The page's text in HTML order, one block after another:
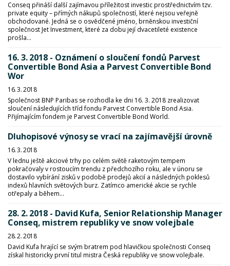
Conseq přináší další zajímavou příležitost investic prostřednictvím tzv.
private equity – přímých nákupů společností, které nejsou veřejně
obchodované. Jedná se o osvědčené jméno, brněnskou investiční
společnost Jet Investment, které za dobu její dvacetileté existence
prošla...
16. 3. 2018 - Oznámení o sloučení fondů Parvest
Convertible Bond Asia a Parvest Convertible Bond
Wor
16. 3. 2018
Společnost BNP Paribas se rozhodla ke dni 16. 3. 2018 zrealizovat
sloučení následujících tříd fondu Parvest Convertible Bond Asia.
Přijímajícím fondem je Parvest Convertible Bond World.
Dluhopisové výnosy se vrací na zajímavější úrovně
16. 3. 2018
V lednu ještě akciové trhy po celém světě raketovým tempem
pokračovaly v rostoucím trendu z předchozího roku, ale v únoru se
dostavilo vybírání zisků v podobě prodejů akcií a následných poklesů
indexů hlavních světových burz. Zatímco americké akcie se rychle
otřepaly a během...
28. 2. 2018 - David Kufa, Senior Relationship Manager
Conseq, mistrem republiky ve snow volejbale
28. 2. 2018
David Kufa hrající se svým bratrem pod hlavičkou společnosti Conseq
získal historicky první titul mistra Česká republiky ve snow volejbale.